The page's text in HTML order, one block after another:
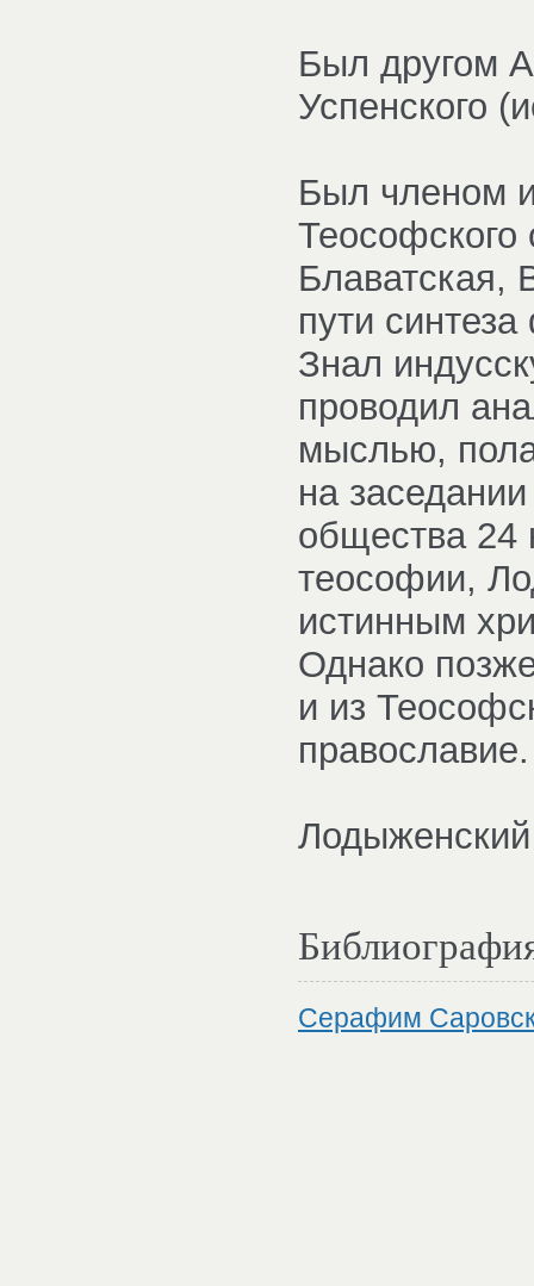
Был другом
Успенского
Был членом
Блаватская,
пути
Знал
проводил
мыслью,
на
общества 24
теософии,
истинным
Однако
и из
православие.
Серафим